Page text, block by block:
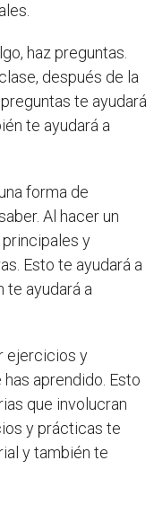
haz preguntas.
después de la
te ayudará
te ayudará a
forma de
Al hacer un
y
Esto te ayudará a
te ayudará a
ejercicios y
aprendido. Esto
que involucran
y prácticas te
y también te